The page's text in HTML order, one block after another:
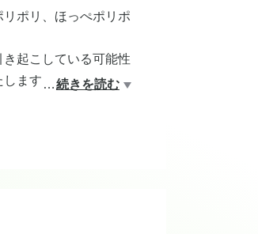
ポリ、ほっぺポリポ
起こしている可能性
ます♪生純水や化粧
…続きを読む